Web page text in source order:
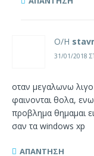
Ο/Η
31/01/2018
οταν μεγαλωνω
φαινονται θολα,
προβλημα θημαμαι
σαν τα windows xp
ΑΠΆΝΤΗΣΗ